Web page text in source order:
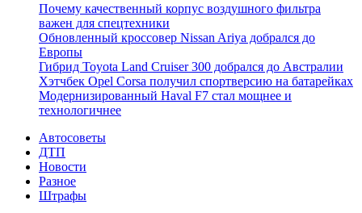
Почему качественный корпус воздушного фильтра
важен для спецтехники
Обновленный кроссовер Nissan Ariya добрался до
Европы
Гибрид Toyota Land Cruiser 300 добрался до Австралии
Хэтчбек Opel Corsa получил спортверсию на батарейках
Модернизированный Haval F7 стал мощнее и
технологичнее
Автосоветы
ДТП
Новости
Разное
Штрафы